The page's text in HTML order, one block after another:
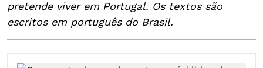
pretende viver em Portugal. Os textos são
escritos em português do Brasil.